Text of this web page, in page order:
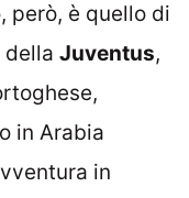
però, è quello di
della Juventus,
in Arabia
in